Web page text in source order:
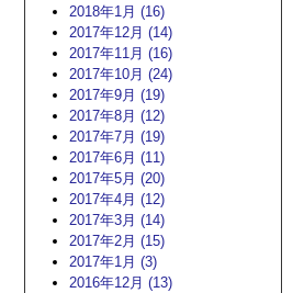
2018年1月 (16)
2017年12月 (14)
2017年11月 (16)
2017年10月 (24)
2017年9月 (19)
2017年8月 (12)
2017年7月 (19)
2017年6月 (11)
2017年5月 (20)
2017年4月 (12)
2017年3月 (14)
2017年2月 (15)
2017年1月 (3)
2016年12月 (13)